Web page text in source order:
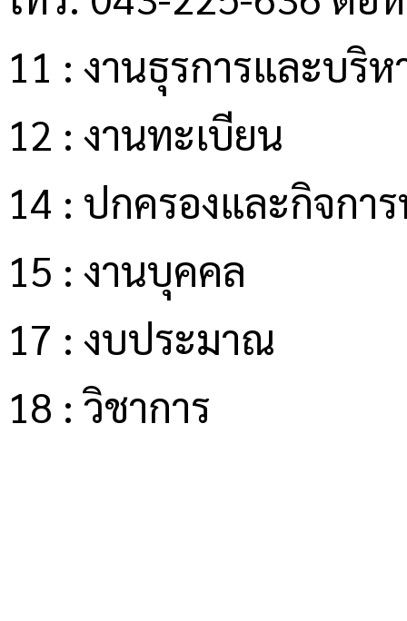
11 : งานธุรการและบริห
12 : งานทะเบียน
14 : ปกครองและกิจกา
15 : งานบุคคล
17 : งบประมาณ
18 : วิชาการ